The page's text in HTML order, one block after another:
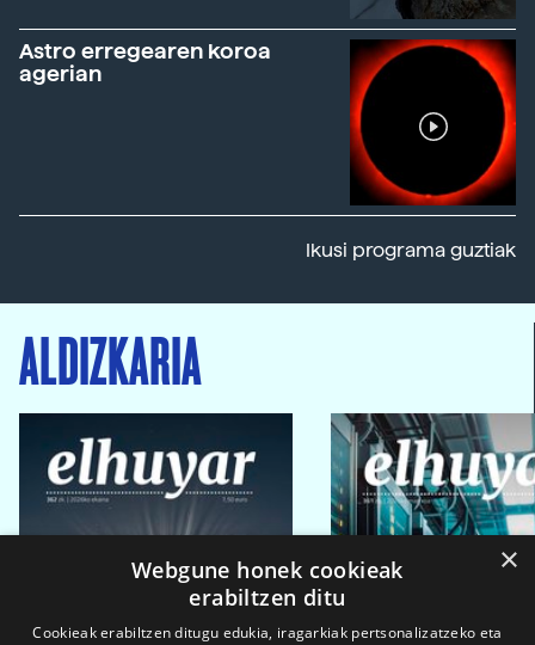
Astro erregearen koroa
agerian
Ikusi programa guztiak
ALDIZKARIA
×
Webgune honek cookieak
erabiltzen ditu
Cookieak erabiltzen ditugu edukia, iragarkiak pertsonalizatzeko eta